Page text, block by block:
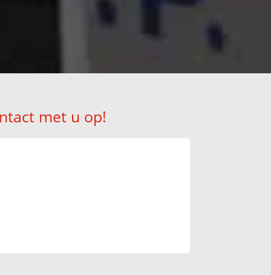
met u op!